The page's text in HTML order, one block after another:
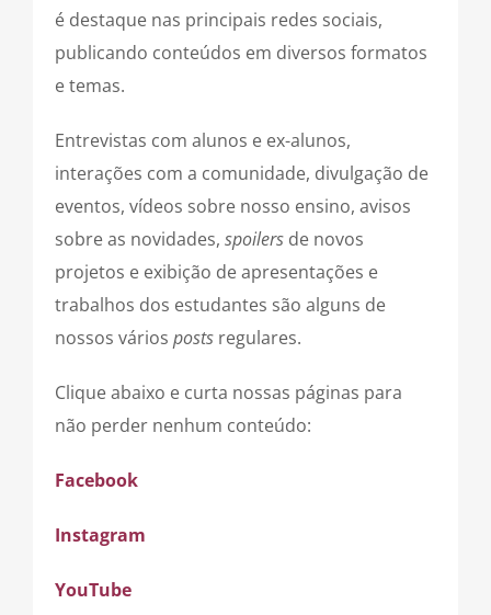
é destaque nas principais redes sociais,
publicando conteúdos em diversos formatos
e temas.
Entrevistas com alunos e ex-alunos,
interações com a comunidade, divulgação de
eventos, vídeos sobre nosso ensino, avisos
sobre as novidades, spoilers de novos
projetos e exibição de apresentações e
trabalhos dos estudantes são alguns de
nossos vários posts regulares.
Clique abaixo e curta nossas páginas para
não perder nenhum conteúdo:
Facebook
Instagram
YouTube